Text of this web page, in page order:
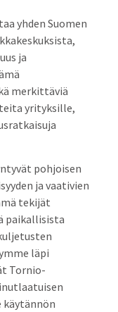
yhden Suomen
ja
merkittäviä
yrityksille,
pohjoisen
ja vaativien
tekijät
paikallisista
läpi
Tornio-